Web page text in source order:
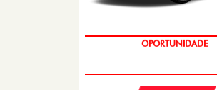
BÔNUS DE 6 MIL REAIS